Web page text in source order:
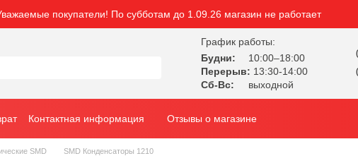
покупатели! По субботам до 1.09.26 магазин не работает
График работы:
Будни:
10:00–18:00
Перерыв: 13:30-14:00
Сб-Вс:
выходной
Контактная информация Отзывы о магазине
SMD SMD Конденсаторы 1210